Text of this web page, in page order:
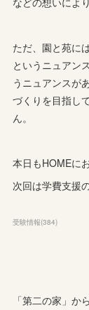
ただ、園と苑に
というニュアン
うニュアンスが
づくりを目指し
ん。
本日もHOMEに
次回は学費支援
受験情報(384)
「第二の家」